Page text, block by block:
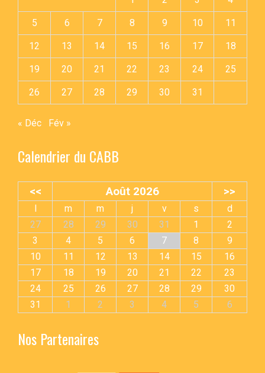
5 6 7 8 9 10 11
12 13 14 15 16 17 18
19 20 21 22 23 24 25
26 27 28 29 30 31
« Déc Fév »
Calendrier du CABB
<< Août 2026 >>
m m j v s
d
27
28 29 30 31 1
2
3
4 5 6 7 8
9
10
11 12 13 14 15
16
17
18 19 20 21 22
23
24
25 26 27 28 29
30
31
1 2 3 4 5 6
Nos Partenaires